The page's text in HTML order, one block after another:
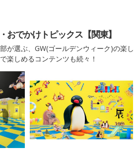
おでかけトピックス【関東】
が選ぶ、GW(ゴールデンウィーク)の楽し
楽しめるコンテンツも続々！